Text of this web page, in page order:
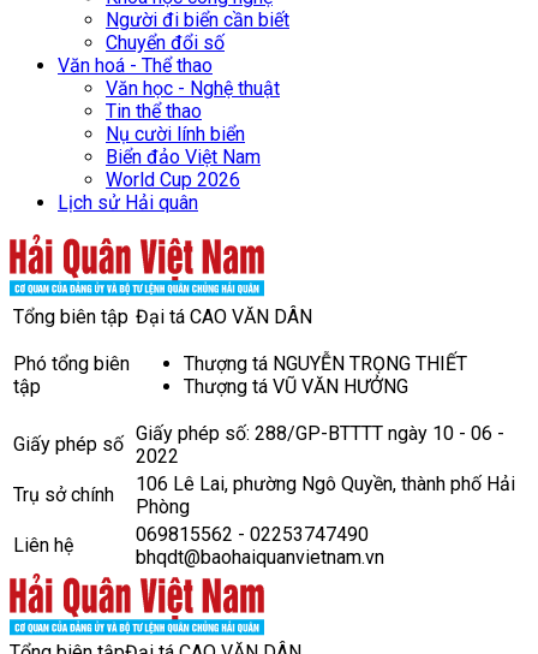
Người đi biển cần biết
Chuyển đổi số
Văn hoá - Thể thao
Văn học - Nghệ thuật
Tin thể thao
Nụ cười lính biển
Biển đảo Việt Nam
World Cup 2026
Lịch sử Hải quân
Tổng biên tập Đại tá CAO VĂN DÂN
Phó tổng biên
tập
Thượng tá NGUYỄN TRỌNG THIẾT
Thượng tá VŨ VĂN HƯỞNG
Giấy phép số Giấy phép số: 288/GP-BTTTT ngày 10 - 06 -
2022
Trụ sở chính
106 Lê Lai, phường Ngô Quyền, thành phố Hải
Phòng
Liên hệ
069815562 - 02253747490
bhqdt@baohaiquanvietnam.vn